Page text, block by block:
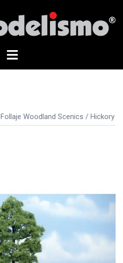
Alternar
Follaje Woodland Scenics / Hickory